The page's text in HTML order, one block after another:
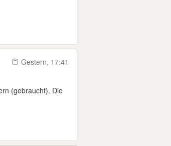
Gestern, 17:41
(gebraucht). Die